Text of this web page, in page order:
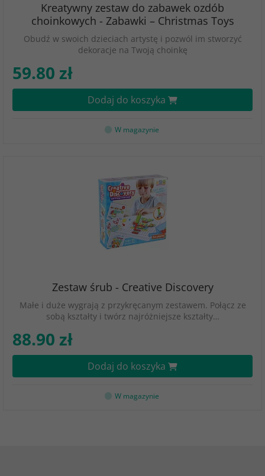
Kreatywny zestaw do zabawek ozdób
choinkowych - Zabawki – Christmas Toys
Obudź w swoich dzieciach artystę i pozwól im stworzyć
dekoracje na Twoją choinkę
59.80 zł
Dodaj do koszyka
W magazynie
Zestaw śrub - Creative Discovery
Małe i duże wygrają z przykręcanym zestawem. Połącz ze
sobą kształty i twórz najróżniejsze kształty…
88.90 zł
Dodaj do koszyka
W magazynie